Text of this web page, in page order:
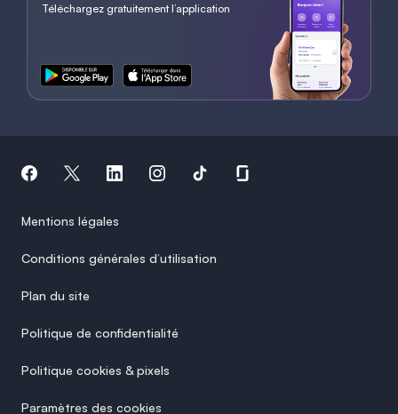
Téléchargez gratuitement l’application
Mentions légales
Conditions générales d’utilisation
Plan du site
Politique de confidentialité
Politique cookies & pixels
Paramètres des cookies